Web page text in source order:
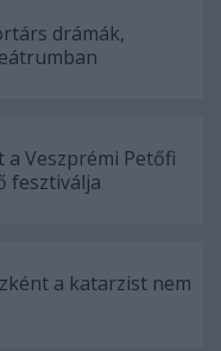
drámák,
Veszprémi Petőfi
fesztiválja
a katarzist nem